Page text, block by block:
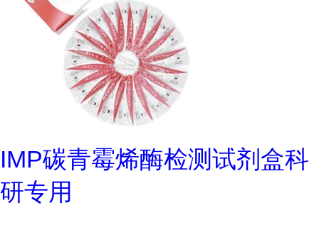
IMP碳青霉烯酶检测试剂盒科
研专用